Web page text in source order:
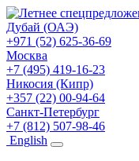
Дубай (ОАЭ)
+971 (52) 625-36-69
Москва
+7 (495) 419-16-23
Никосия (Кипр)
+357 (22) 00-94-64
Санкт-Петербург
+7 (812) 507-98-46
English